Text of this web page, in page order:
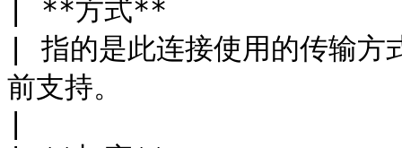
| **方式**
| 指的是此连接使用的传输
前支持。